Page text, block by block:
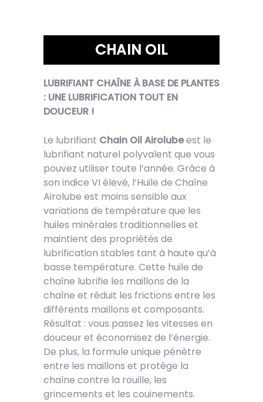
CHAIN OIL
LUBRIFIANT CHAÎNE À BASE DE PLANTES
: UNE LUBRIFICATION TOUT EN
DOUCEUR !
Le lubrifiant Chain Oil Airolubeest le
lubrifiant naturel polyvalent que vous
pouvez utiliser toute l’année. Grâce à
son indice VI élevé, l’Huile de Chaîne
Airolube est moins sensible aux
variations de température que les
huiles minérales traditionnelles et
maintient des propriétés de
lubrification stables tant à haute qu’à
basse température. Cette huile de
chaîne lubrifie les maillons de la
chaîne et réduit les frictions entre les
différents maillons et composants.
Résultat : vous passez les vitesses en
douceur et économisez de l’énergie.
De plus, la formule unique pénètre
entre les maillons et protège la
chaîne contre la rouille, les
grincements et les couinements.